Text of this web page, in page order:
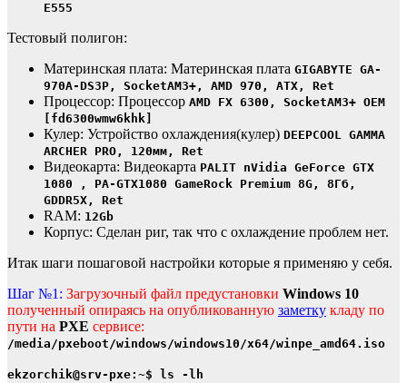
E555
Тестовый полигон:
Материнская плата: Материнская плата GIGABYTE GA-
970A-DS3P, SocketAM3+, AMD 970, ATX, Ret
Процессор: Процессор AMD FX 6300, SocketAM3+ OEM
[fd6300wmw6khk]
Кулер: Устройство охлаждения(кулер) DEEPCOOL GAMMA
ARCHER PRO, 120мм, Ret
Видеокарта: Видеокарта PALIT nVidia GeForce GTX
1080 , PA-GTX1080 GameRock Premium 8G, 8Гб,
GDDR5X, Ret
RAM: 12Gb
Корпус: Сделан риг, так что с охлаждение проблем нет.
Итак шаги пошаговой настройки которые я применяю у себя.
Шаг №1: Загрузочный файл предустановки Windows 10
полученный опираясь на опубликованную заметку кладу по
пути на PXE сервисе:
/media/pxeboot/windows/windows10/x64/winpe_amd64.iso
ekzorchik@srv-pxe:~$ ls -lh